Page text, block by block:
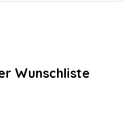
Wunschliste